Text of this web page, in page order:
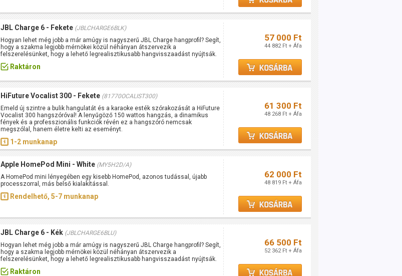
JBL Charge 6 - Fekete (JBLCHARGE6BLK)
Hogyan lehet még jobb a már amúgy is nagyszerű JBL Charge hangprofil? Segít,
hogy a szakma legjobb mérnökei közül néhányan átszervezik a
felszerelésünket, hogy a lehető legrealisztikusabb hangvisszaadást nyújtsák.
Raktáron
57 000 Ft
44 882 Ft + Áfa
HiFuture Vocalist 300 - Fekete (81770OCALIST300)
Emeld új szintre a bulik hangulatát és a karaoke esték szórakozását a HiFuture
Vocalist 300 hangszóróval! A lenyűgöző 150 wattos hangzás, a dinamikus
fények és a professzionális funkciók révén ez a hangszóró nemcsak
megszólal, hanem életre kelti az eseményt.
1-2 munkanap
61 300 Ft
48 268 Ft + Áfa
Apple HomePod Mini - White (MY5H2D/A)
A HomePod mini lényegében egy kisebb HomePod, azonos tudással, újabb
processzorral, más belső kialakítással.
Rendelhető, 5-7 munkanap
62 000 Ft
48 819 Ft + Áfa
JBL Charge 6 - Kék (JBLCHARGE6BLU)
Hogyan lehet még jobb a már amúgy is nagyszerű JBL Charge hangprofil? Segít,
hogy a szakma legjobb mérnökei közül néhányan átszervezik a
felszerelésünket, hogy a lehető legrealisztikusabb hangvisszaadást nyújtsák.
Raktáron
66 500 Ft
52 362 Ft + Áfa